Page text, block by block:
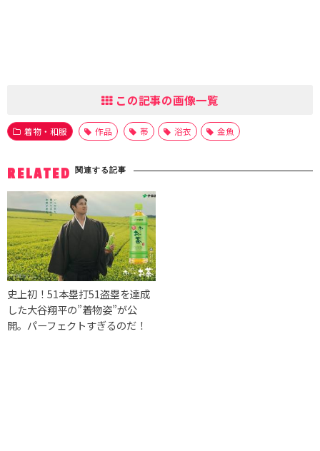
この記事の画像一覧
着物・和服 作品 帯 浴衣 金魚
RELATED 関連する記事
史上初！51本塁打51盗塁を達成
した大谷翔平の”着物姿”が公
開。パーフェクトすぎるのだ！